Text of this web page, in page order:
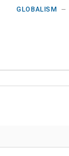
GLOBALISM